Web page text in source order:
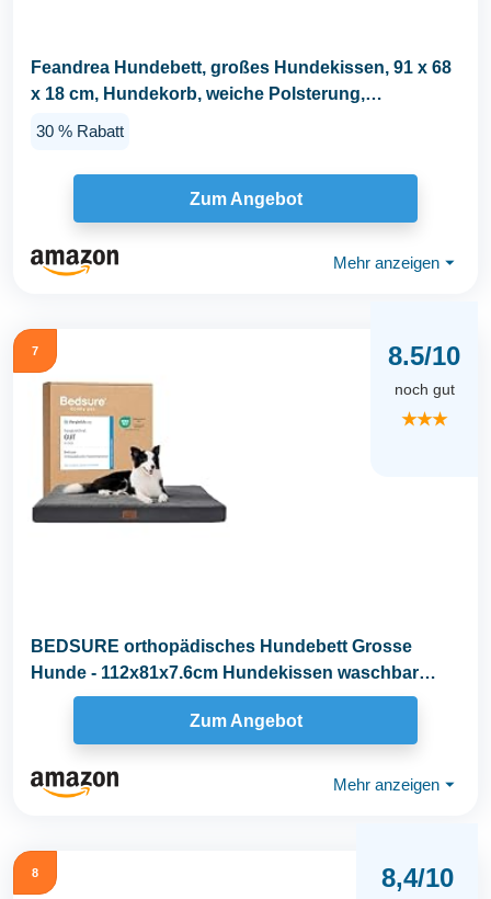
Feandrea Hundebett, großes Hundekissen, 91 x 68
x 18 cm, Hundekorb, weiche Polsterung,
30 % Rabatt
Zum Angebot
Mehr anzeigen ⏷
7 8.5/10
noch gut
★★★
BEDSURE orthopädisches Hundebett Grosse
Hunde - 112x81x7.6cm Hundekissen waschbar
Hundematte mit...
Zum Angebot
Mehr anzeigen ⏷
8 8,4/10